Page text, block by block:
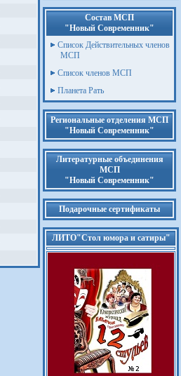
Состав МСП
"Новый Современник"
Список Действительных членов
МСП
Список членов МСП
Планета Рать
Региональные отделения МСП
"Новый Современник"
Литературные объединения
МСП
"Новый Современник"
Подарочные сертификаты
ЛИТО"Стол юмора и сатиры"